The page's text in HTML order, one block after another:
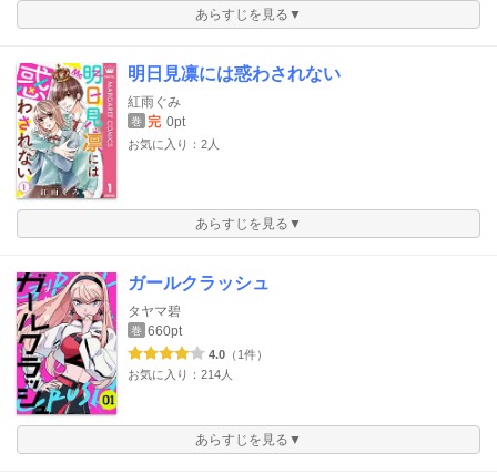
あらすじを見る▼
明日見凛には惑わされない
紅雨ぐみ
巻 完 0pt
お気に入り：2人
あらすじを見る▼
ガールクラッシュ
タヤマ碧
巻 660pt
4.0 （1件）
お気に入り：214人
あらすじを見る▼